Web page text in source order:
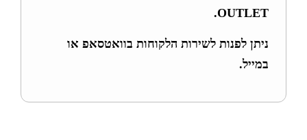
OUTLET.
ניתן לפנות לשירות הלקוחות בוואטסאפ או
במייל.